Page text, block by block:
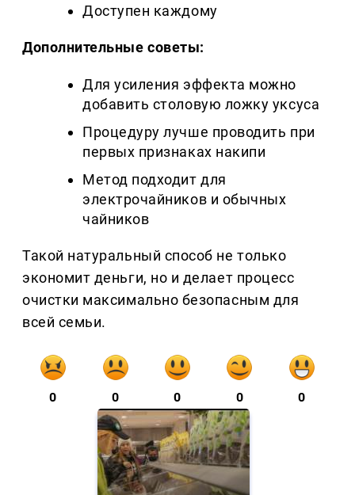
Доступен каждому
Дополнительные советы:
Для усиления эффекта можно
добавить столовую ложку уксуса
Процедуру лучше проводить при
первых признаках накипи
Метод подходит для
электрочайников и обычных
чайников
Такой натуральный способ не только
экономит деньги, но и делает процесс
очистки максимально безопасным для
всей семьи.
0 0 0 0 0